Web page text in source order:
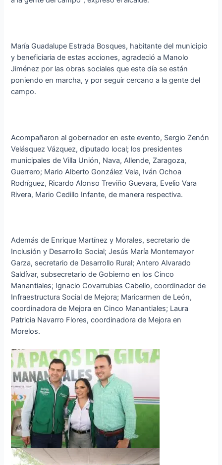
María Guadalupe Estrada Bosques, habitante del municipio
y beneficiaria de estas acciones, agradeció a Manolo
Jiménez por las obras sociales que este día se están
poniendo en marcha, y por seguir cercano a la gente del
campo.
Acompañaron al gobernador en este evento, Sergio Zenón
Velásquez Vázquez, diputado local; los presidentes
municipales de Villa Unión, Nava, Allende, Zaragoza,
Guerrero; Mario Alberto González Vela, Iván Ochoa
Rodríguez, Ricardo Alonso Treviño Guevara, Evelio Vara
Rivera, Mario Cedillo Infante, de manera respectiva.
Además de Enrique Martínez y Morales, secretario de
Inclusión y Desarrollo Social; Jesús María Montemayor
Garza, secretario de Desarrollo Rural; Antero Alvarado
Saldívar, subsecretario de Gobierno en los Cinco
Manantiales; Ignacio Covarrubias Cabello, coordinador de
Infraestructura Social de Mejora; Maricarmen de León,
coordinadora de Mejora en Cinco Manantiales; Laura
Patricia Navarro Flores, coordinadora de Mejora en
Morelos.